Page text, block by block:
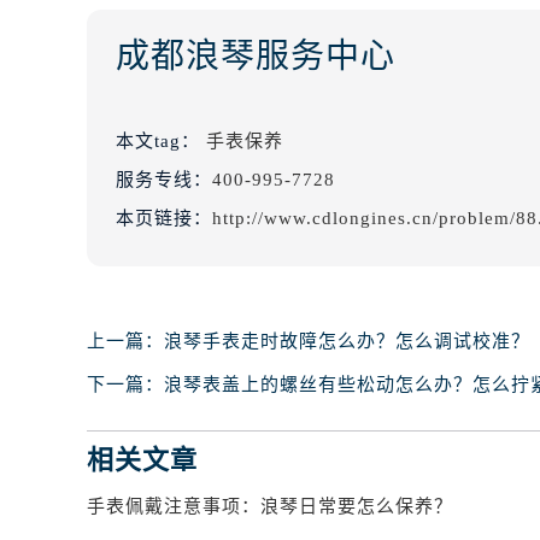
成都浪琴服务中心
本文tag： 手表保养
服务专线： 400-995-7728
本页链接： http://www.cdlongines.cn/problem/
上一篇： 浪琴手表走时故障怎么办？怎么调试校准？
下一篇： 浪琴表盖上的螺丝有些松动怎么办？怎么拧
相关文章
手表佩戴注意事项：浪琴日常要怎么保养？